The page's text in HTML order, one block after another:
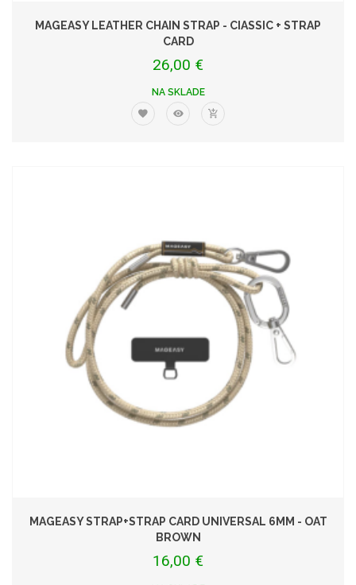
MAGEASY LEATHER CHAIN STRAP - CIASSIC + STRAP
CARD
26,00 €
NA SKLADE
MAGEASY STRAP+STRAP CARD UNIVERSAL 6MM - OAT
BROWN
16,00 €